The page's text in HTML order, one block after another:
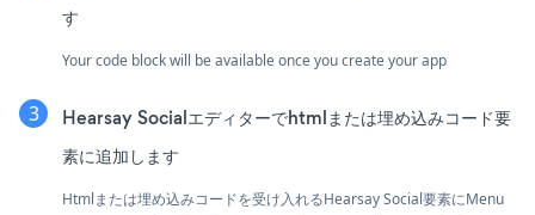
す
Your code block will be available once you create your app
Hearsay Socialエディターでhtmlまたは埋め込みコード要
素に追加します
Htmlまたは埋め込みコードを受け入れるHearsay Social要素にMenu